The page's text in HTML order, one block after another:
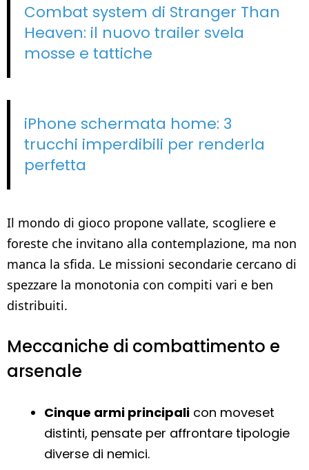
Combat system di Stranger Than
Heaven: il nuovo trailer svela
mosse e tattiche
iPhone schermata home: 3
trucchi imperdibili per renderla
perfetta
Il mondo di gioco propone vallate, scogliere e
foreste che invitano alla contemplazione, ma non
manca la sfida. Le missioni secondarie cercano di
spezzare la monotonia con compiti vari e ben
distribuiti.
Meccaniche di combattimento e
arsenale
Cinque armi principali con moveset
distinti, pensate per affrontare tipologie
diverse di nemici.